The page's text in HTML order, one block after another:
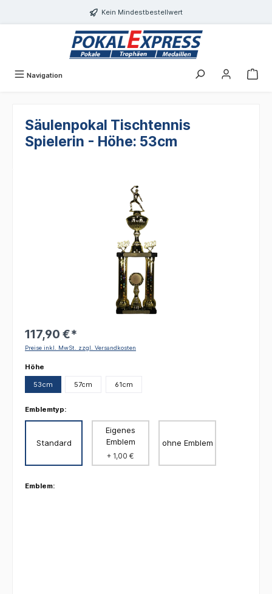
Kein Mindestbestellwert
Navigation
Säulenpokal Tischtennis
Spielerin - Höhe: 53cm
117,90 €*
Preise inkl. MwSt. zzgl. Versandkosten
Höhe
53cm 57cm 61cm
Emblemtyp:
Standard
Eigenes
Emblem
+ 1,00 €
ohne Emblem
Emblem: